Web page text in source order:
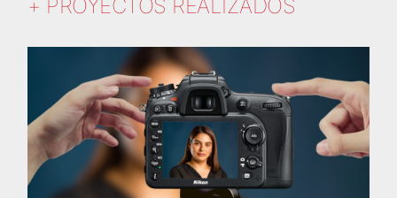
+ PROYECTOS REALIZADOS